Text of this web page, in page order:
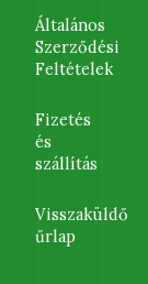
Általános
Szerződési
Feltételek
Fizetés
és
szállítás
Visszaküldő
űrlap